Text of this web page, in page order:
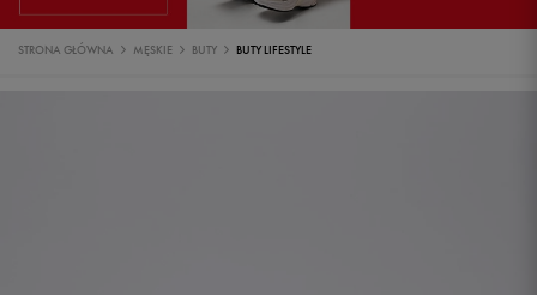
STRONA GŁÓWNA MĘSKIE BUTY BUTY LIFESTYLE